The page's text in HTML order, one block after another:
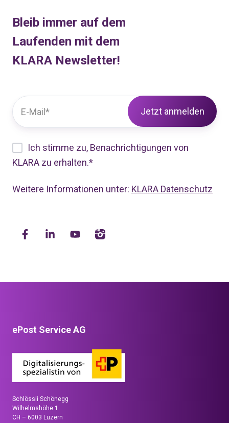
Bleib immer auf dem
Laufenden mit dem
KLARA Newsletter!
Ich stimme zu, Benachrichtigungen von
KLARA zu erhalten.*
Weitere Informationen unter: KLARA Datenschutz
ePost Service AG
Schlössli Schönegg
Wilhelmshöhe 1
CH – 6003 Luzern